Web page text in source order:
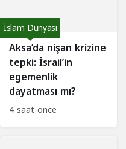
Aksa’da nişan krizine
tepki: İsrail’in
egemenlik
dayatması mı?
İslam Dünyası
4 saat önce